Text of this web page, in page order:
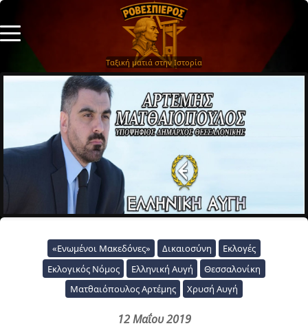
Ταξική ματιά στην Ιστορία
«Ενωμένοι Μακεδόνες» Δικαιοσύνη
Εκλογές
Εκλογικός Νόμος
Ελληνική Αυγή
Θεσσαλονίκη
Ματθαιόπουλος Αρτέμης
Χρυσή Αυγή
12 Μαΐου 2019